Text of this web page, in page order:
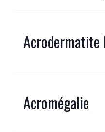
Acrodermatite
Acromégalie